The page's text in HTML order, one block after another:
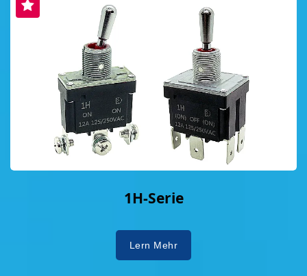
1H-Serie
Lern Mehr